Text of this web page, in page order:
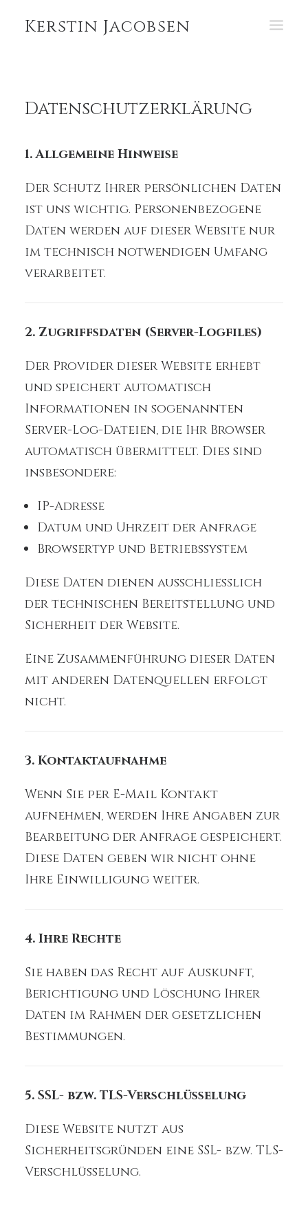
Kerstin Jacobsen
ABOUT
Datenschutzerklärung
1. Allgemeine Hinweise
Der Schutz Ihrer persönlichen Daten
ist uns wichtig. Personenbezogene
Daten werden auf dieser Website nur
im technisch notwendigen Umfang
verarbeitet.
2. Zugriffsdaten (Server-Logfiles)
Der Provider dieser Website erhebt
und speichert automatisch
Informationen in sogenannten
Server-Log-Dateien, die Ihr Browser
automatisch übermittelt. Dies sind
insbesondere:
IP-Adresse
Datum und Uhrzeit der Anfrage
Browsertyp und Betriebssystem
Diese Daten dienen ausschließlich
der technischen Bereitstellung und
Sicherheit der Website.
Eine Zusammenführung dieser Daten
mit anderen Datenquellen erfolgt
nicht.
3. Kontaktaufnahme
Wenn Sie per E-Mail Kontakt
aufnehmen, werden Ihre Angaben zur
Bearbeitung der Anfrage gespeichert.
Diese Daten geben wir nicht ohne
Ihre Einwilligung weiter.
4. Ihre Rechte
Sie haben das Recht auf Auskunft,
Berichtigung und Löschung Ihrer
Daten im Rahmen der gesetzlichen
Bestimmungen.
5. SSL- bzw. TLS-Verschlüsselung
Diese Website nutzt aus
Sicherheitsgründen eine SSL- bzw. TLS-
Verschlüsselung.